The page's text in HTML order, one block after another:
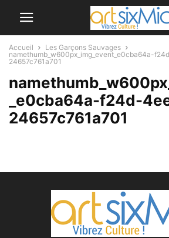
Accueil
Les Garçons Sauvages
namethumb_w600px_img_event_e0cba64a-
24657c761a701
_e0cba64a-f24d-
24657c761a701